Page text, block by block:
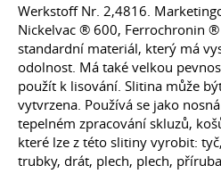
Werkstoff Nr. 2,4816.
Nickelvac ® 600, Ferrochronin
standardní materiál, který má
odolnost. Má také velkou
použít k lisování. Slitina může
vytvrzena. Používá se jako
tepelném zpracování skluzů,
které lze z této slitiny vyrobit:
trubky, drát, plech, plech,